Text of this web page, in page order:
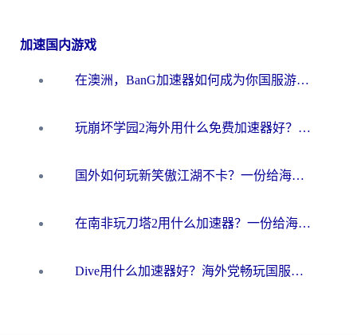
加速国内游戏
在澳洲，BanG加速器如何成为你国服游戏的“时光机”？
玩崩坏学园2海外用什么免费加速器好？2026海外党亲测国服游戏加速指南
国外如何玩新笑傲江湖不卡？一份给海外游子的终极网络指南
在南非玩刀塔2用什么加速器？一份给海外游子的终极生存指南
Dive用什么加速器好？海外党畅玩国服游戏的终极避坑指南